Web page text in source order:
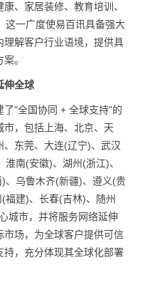
、家居装修、教育培训、
这一广度使易百讯具备强大
理解客户行业语境，提供具
。
伸全球
"全国协同 + 全球支持"的
，包括上海、北京、天
东莞、大连(辽宁)、武汉
南(安徽)、湖州(浙江)、
、乌鲁木齐(新疆)、遵义(贵
建)、长春(吉林)、随州
城市，并将服务网络延伸
市场，为全球客户提供可信
，充分体现其全球化部署